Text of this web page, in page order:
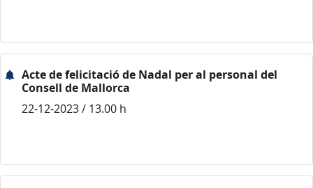
Acte de felicitació de Nadal per al personal del
Consell de Mallorca
22-12-2023 / 13.00 h